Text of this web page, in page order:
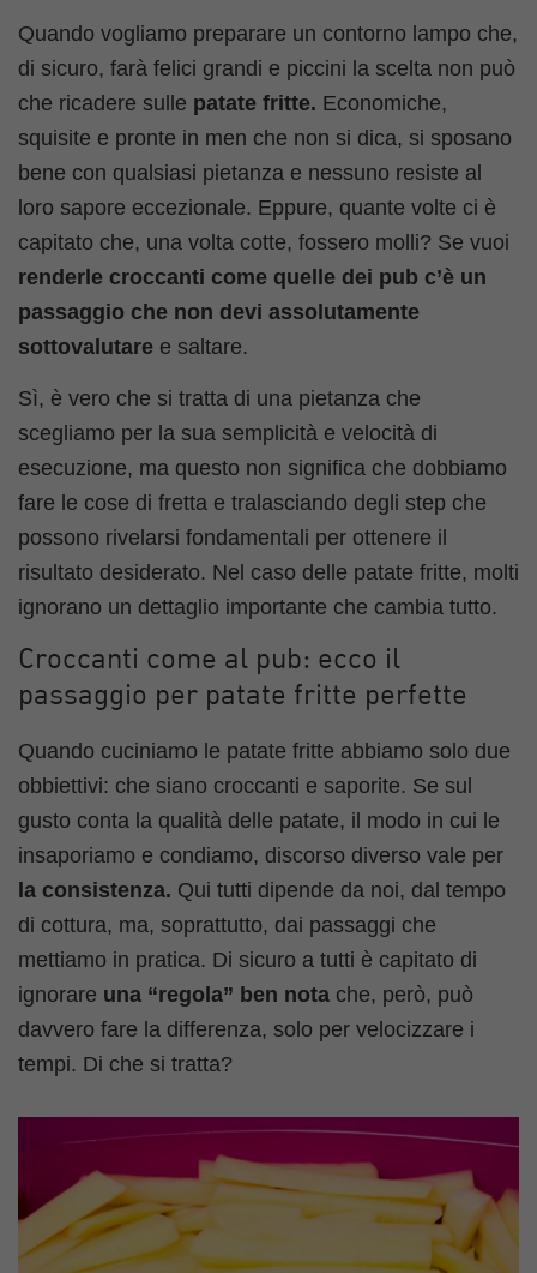
Quando vogliamo preparare un contorno lampo che,
di sicuro, farà felici grandi e piccini la scelta non può
che ricadere sulle patate fritte. Economiche,
squisite e pronte in men che non si dica, si sposano
bene con qualsiasi pietanza e nessuno resiste al
loro sapore eccezionale. Eppure, quante volte ci è
capitato che, una volta cotte, fossero molli? Se vuoi
renderle croccanti come quelle dei pub c’è un
passaggio che non devi assolutamente
sottovalutare e saltare.
Sì, è vero che si tratta di una pietanza che
scegliamo per la sua semplicità e velocità di
esecuzione, ma questo non significa che dobbiamo
fare le cose di fretta e tralasciando degli step che
possono rivelarsi fondamentali per ottenere il
risultato desiderato. Nel caso delle patate fritte, molti
ignorano un dettaglio importante che cambia tutto.
Croccanti come al pub: ecco il
passaggio per patate fritte perfette
Quando cuciniamo le patate fritte abbiamo solo due
obbiettivi: che siano croccanti e saporite. Se sul
gusto conta la qualità delle patate, il modo in cui le
insaporiamo e condiamo, discorso diverso vale per
la consistenza. Qui tutti dipende da noi, dal tempo
di cottura, ma, soprattutto, dai passaggi che
mettiamo in pratica. Di sicuro a tutti è capitato di
ignorare una “regola” ben nota che, però, può
davvero fare la differenza, solo per velocizzare i
tempi. Di che si tratta?